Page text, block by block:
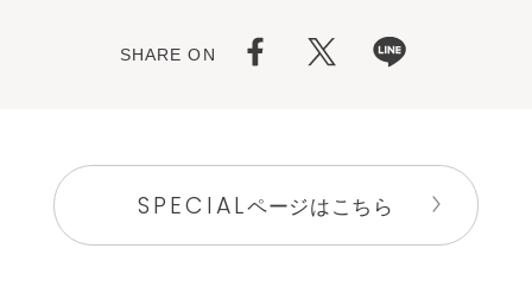
SHARE ON
SPECIALページはこちら